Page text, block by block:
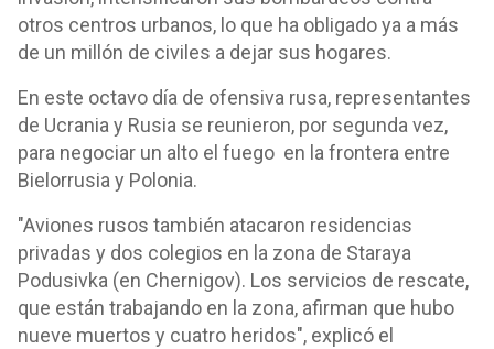
otros centros urbanos, lo que ha obligado ya a más
de un millón de civiles a dejar sus hogares.
En este octavo día de ofensiva rusa, representantes
de Ucrania y Rusia se reunieron, por segunda vez,
para negociar un alto el fuego en la frontera entre
Bielorrusia y Polonia.
"Aviones rusos también atacaron residencias
privadas y dos colegios en la zona de Staraya
Podusivka (en Chernigov). Los servicios de rescate,
que están trabajando en la zona, afirman que hubo
nueve muertos y cuatro heridos", explicó el